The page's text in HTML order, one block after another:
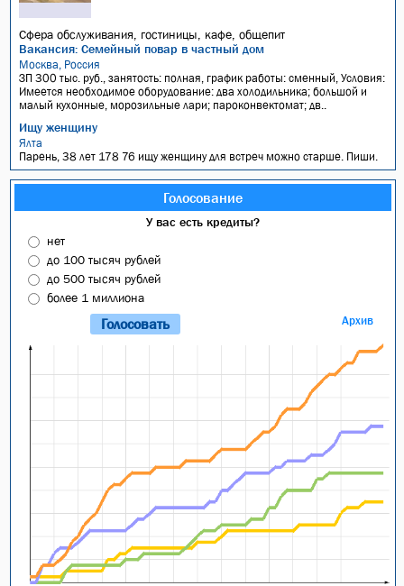
Сфера обслуживания, гостиницы, кафе, общепит
Вакансия: Семейный повар в частный дом
Москва, Россия
ЗП 300 тыс. руб., занятость: полная, график работы: сменный, Условия:
Имеется необходимое оборудование: два холодильника; большой и
малый кухонные, морозильные лари; пароконвектомат; дв..
Ищу женщину
Ялта
Парень, 38 лет 178 76 ищу женщину для встреч можно старше. Пиши.
Голосование
У вас есть кредиты?
нет
до 100 тысяч рублей
до 500 тысяч рублей
более 1 миллиона
Архив